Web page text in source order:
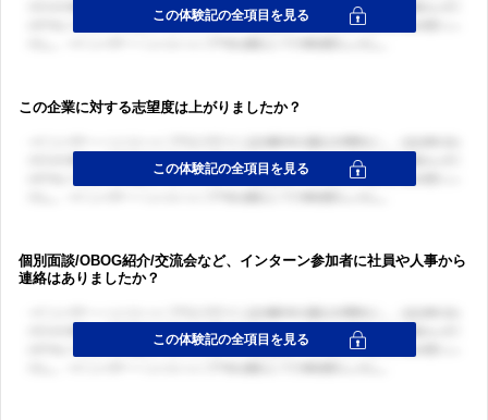
この企業に対する志望度は上がりましたか？
個別面談/OBOG紹介/交流会など、インターン参加者に社員や人事から
連絡はありましたか？